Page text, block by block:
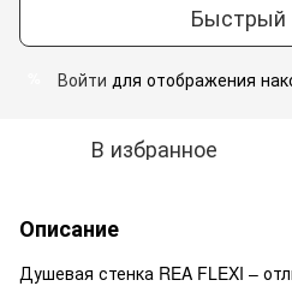
Быстрый
Войти для отображения
В избранное
Описание
Душевая стенка REA FLEXI –